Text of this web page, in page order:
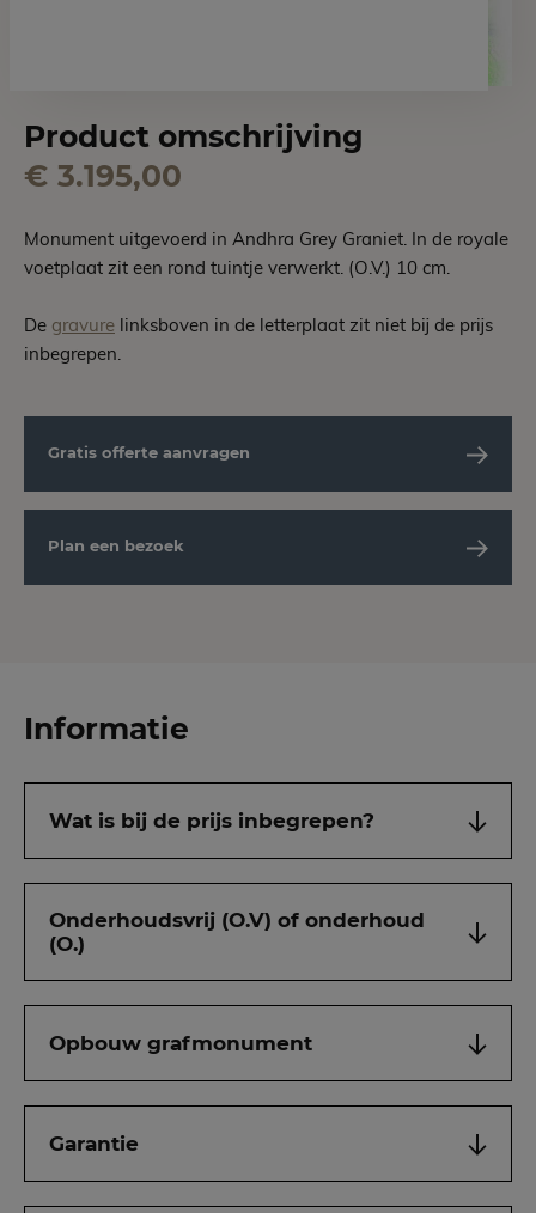
Product omschrijving
€ 3.195,00
Monument uitgevoerd in Andhra Grey Graniet. In de royale
voetplaat zit een rond tuintje verwerkt. (O.V.) 10 cm.
De gravure linksboven in de letterplaat zit niet bij de prijs
inbegrepen.
Gratis offerte aanvragen
Plan een bezoek
Informatie
Wat is bij de prijs inbegrepen?
Onderhoudsvrij (O.V) of onderhoud
(O.)
Opbouw grafmonument
Garantie